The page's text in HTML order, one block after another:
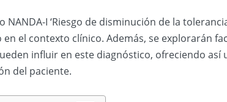
I ‘Riesgo de disminución de la
el contexto clínico. Además, se explorarán
influir en este diagnóstico, ofreciendo así
del paciente.